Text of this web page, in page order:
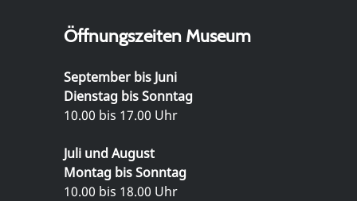
Öffnungszeiten Museum
September bis Juni
Dienstag bis Sonntag
10.00 bis 17.00 Uhr
Juli und August
Montag bis Sonntag
10.00 bis 18.00 Uhr